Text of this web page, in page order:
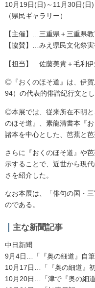
10月19日(日)～11月30日(日)
（県民ギャラリー）
【主催】…三重県＋三重県
【協賛】…みえ県民文化祭
【担当】…佐藤美貴＋毛利
◎『おくのほそ道』は、伊賀
94）の代表的俳諧紀行文と
◎本展では、従来所在不明と
のほそ道』、素龍清書本『
諸本を中心とした、芭蕉と
さらに『おくのほそ道』や
示することで、近世から現
さを紹介した。
なお本展は、「俳句の国・
のである。
主な新聞記事
中日新聞
9月4日…「『奥の細道』自筆
10月17日…「『奥の細道』初
10月20日…「津で『奥の細道